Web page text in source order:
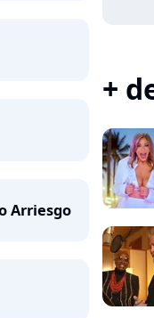
Arriesgo
+